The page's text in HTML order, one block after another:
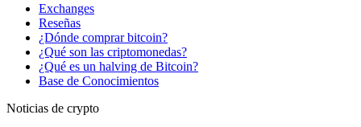
Exchanges
Reseñas
¿Dónde comprar bitcoin?
¿Qué son las criptomonedas?
¿Qué es un halving de Bitcoin?
Base de Conocimientos
Noticias de crypto